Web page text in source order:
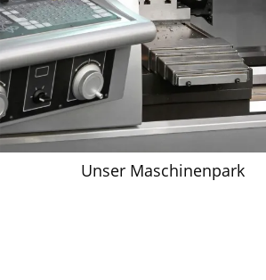
Unser Maschinenpark